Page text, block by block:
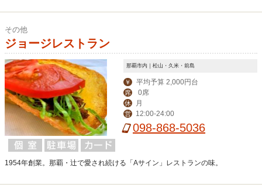
その他
ジョージレストラン
那覇市内｜松山・久米・前島
￥ 平均予算 2,000円台
席 0席
休 月
営 12:00-24:00
098-868-5036
1954年創業。那覇・辻で愛され続ける「Aサイン」レストランの味。